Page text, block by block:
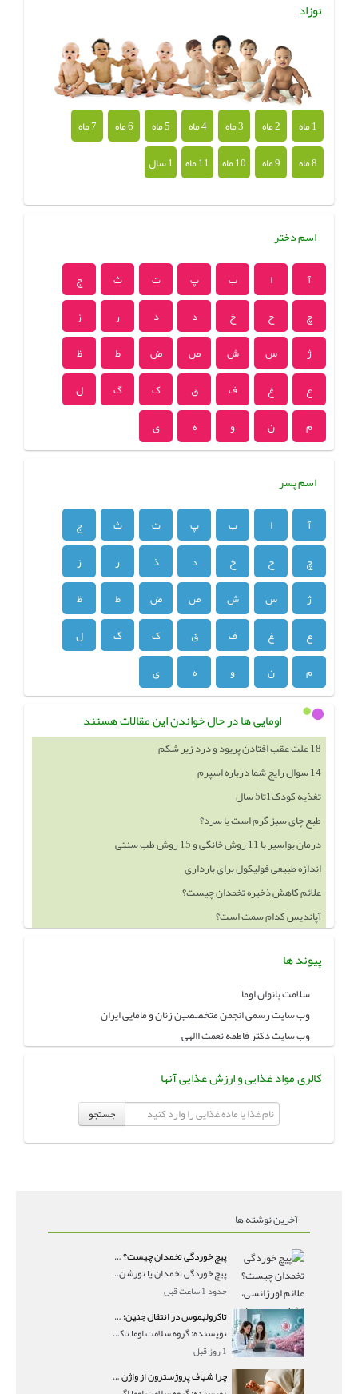
نوزاد
1 ماه 2 ماه 3 ماه 4 ماه 5 ماه 6 ماه
7 ماه
8 ماه
9 ماه 10 ماه 11 ماه 1 سال
اسم دختر
آ ا ب پ ت ث
ج
چ
ح خ د ذ ر
ز
ژ
س ش ص ض ط
ظ
ع
غ ف ق ک گ
ل
م
ن و ه ی
اسم پسر
آ ا ب پ ت ث
ج
چ
ح خ د ذ ر
ز
ژ
س ش ص ض ط
ظ
ع
غ ف ق ک گ
ل
م
ن و ه ی
اومایی ها در حال خواندن این مقالات هستند
18 علت عقب افتادن پریود و درد زیر شکم
14 سوال رایج شما درباره اسپرم
تغذیه کودک1تا5 سال
طبع چای سبز گرم است یا سرد؟
درمان بواسیر با 11 روش خانگی و 15 روش طب سنتی
اندازه طبیعی فولیکول برای بارداری
علائم کاهش ذخیره تخمدان چیست؟
آپاندیس کدام سمت است؟
پیوند ها
سلامت بانوان اوما
وب سایت رسمی انجمن متخصصین زنان و مامایی ایران
وب سایت دکتر فاطمه نعمت االهی
کالری مواد غذایی و ارزش غذایی آنها
جستجو
آخرین نوشته ها
پیچ خوردگی تخمدان چیست؟ علائم اورژانسی، تشخیص و درمان تورشن تخمدان
پیچ خوردگی تخمدان یا تورشن تخمدان زمانی رخ می‌ده
حدود 1 ساعت قبل
تاکرولیموس در انتقال جنین؛ آیا شانس لانه‌گزینی را افزایش می‌دهد؟
نویسنده: گروه سلامت اوما تاکرولیموس در انتقال جنین
1 روز قبل
چرا شیاف پروژسترون از واژن بیرون می‌ریزد؟ میزان جذب و زمان صحیح مصرف